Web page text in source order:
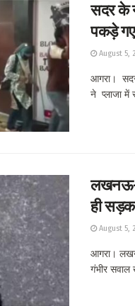
सदर के
पकड़े गए
August 5,
आगरा।
ने प्लाजा में
लखनऊ-
ही सड़क
August 5,
आगरा।
गंभीर सवाल